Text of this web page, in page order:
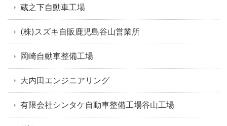
蔵之下自動車工場
(株)スズキ自販鹿児島谷山営業所
岡崎自動車整備工場
大内田エンジニアリング
有限会社シンタケ自動車整備工場谷山工場